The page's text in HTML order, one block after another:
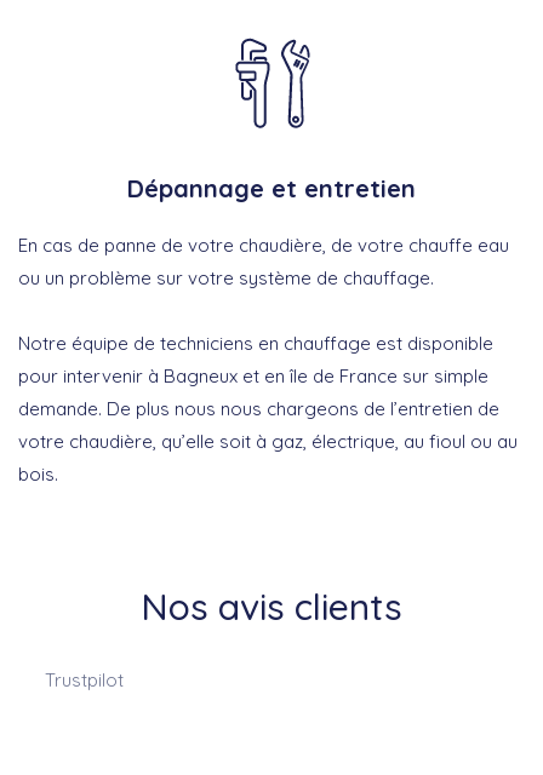
Dépannage et entretien
En cas de panne de votre chaudière, de votre chauffe eau
ou un problème sur votre système de chauffage.
Notre équipe de techniciens en chauffage est disponible
pour intervenir à Bagneux et en île de France sur simple
demande. De plus nous nous chargeons de l’entretien de
votre chaudière, qu’elle soit à gaz, électrique, au fioul ou au
bois.
Nos avis clients
Trustpilot